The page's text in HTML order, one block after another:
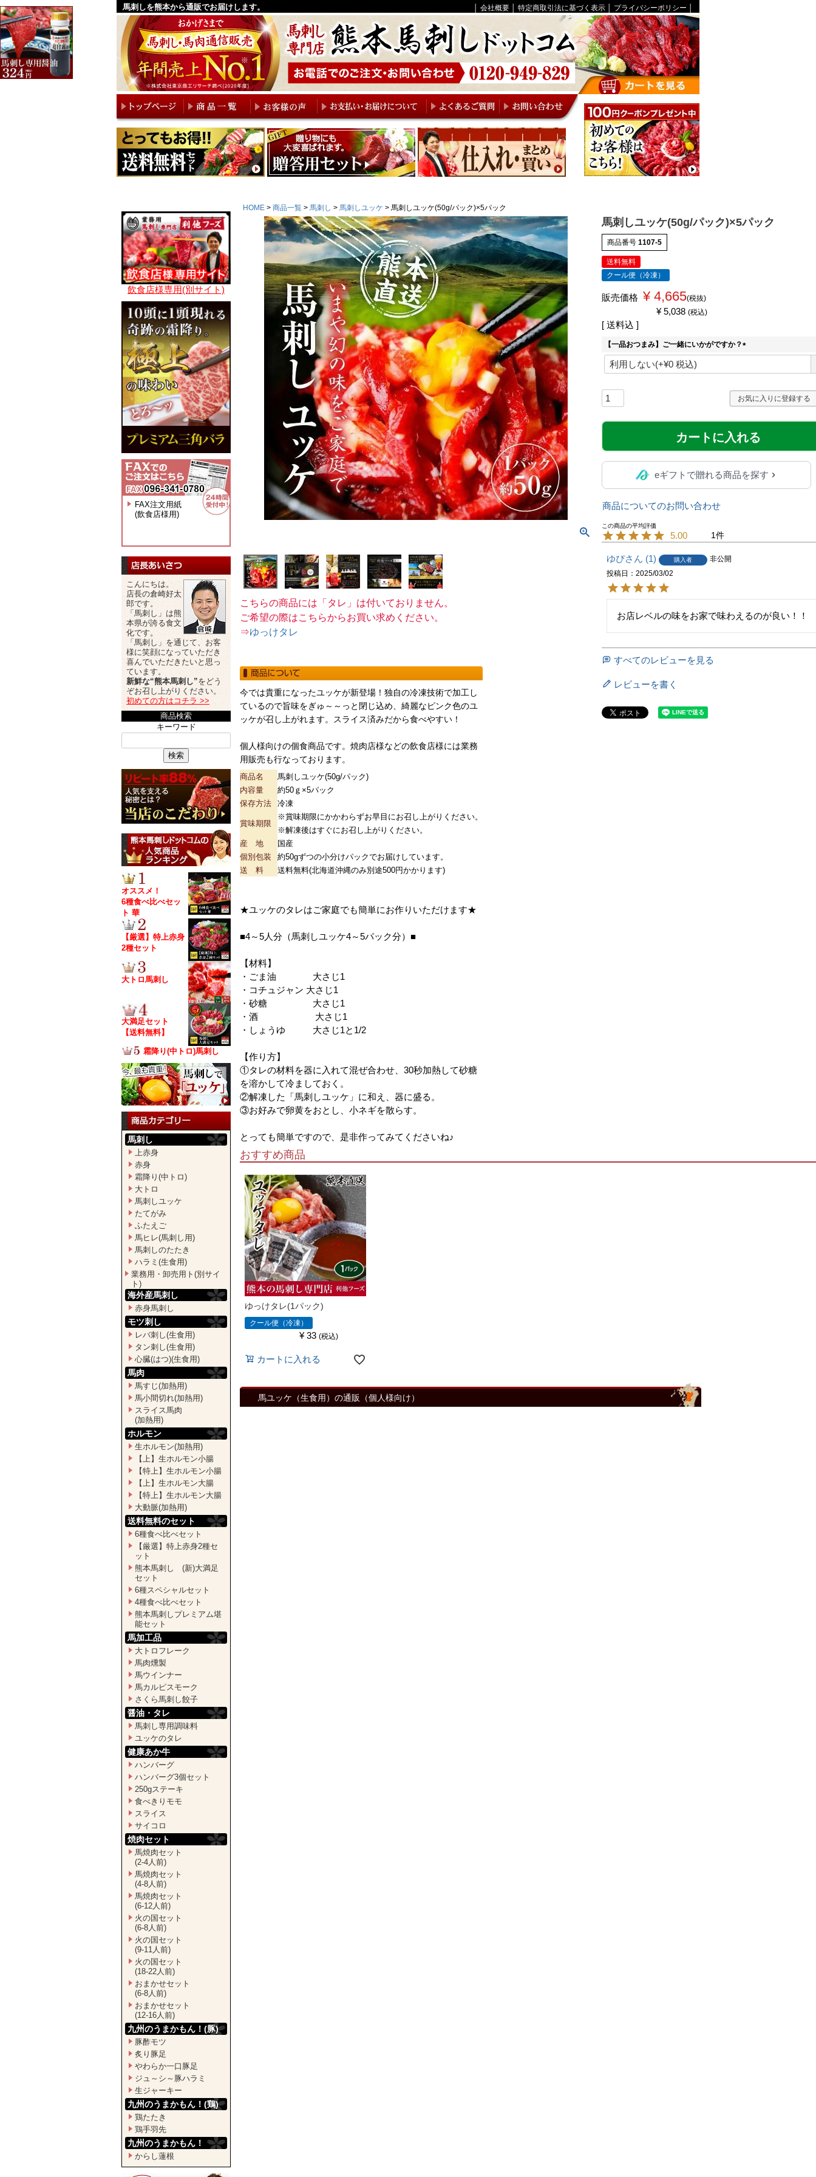
馬刺しを熊本から通販でお届けします。 会社概要 特定商取引法に基づく表示 プライバシーポリシー
飲食店様専用(別サイト)
FAX注文用紙
(飲食店様用)
こんにちは。
店長の倉崎好太
郎です。
「馬刺し」は熊
本県が誇る食文
化です。
「馬刺し」を通じて、お客
様に笑顔になっていただき
喜んでいただきたいと思っ
ています。
新鮮な“熊本馬刺し”をどう
ぞお召し上がりください。
初めての方はコチラ >>
商品検索
キーワード
検索
オススメ！
6種食べ比べセッ
ト 華
【厳選】特上赤身
2種セット
大トロ馬刺し
大満足セット
【送料無料】
霜降り(中トロ)馬刺し
馬刺し
上赤身
赤身
霜降り(中トロ)
大トロ
馬刺しユッケ
たてがみ
ふたえご
馬ヒレ(馬刺し用)
馬刺しのたたき
ハラミ(生食用)
業務用・卸売用ト(別サイ
ト)
海外産馬刺し
赤身馬刺し
モツ刺し
レバ刺し(生食用)
タン刺し(生食用)
心臓(はつ)(生食用)
馬肉
馬すじ(加熱用)
馬小間切れ(加熱用)
スライス馬肉
(加熱用)
ホルモン
生ホルモン(加熱用)
【上】生ホルモン小腸
【特上】生ホルモン小腸
【上】生ホルモン大腸
【特上】生ホルモン大腸
大動脈(加熱用)
送料無料のセット
6種食べ比べセット
【厳選】特上赤身2種セ
ット
熊本馬刺し (新)大満足
セット
6種スペシャルセット
4種食べ比べセット
熊本馬刺しプレミアム堪
能セット
馬加工品
大トロフレーク
馬肉燻製
馬ウインナー
馬カルピスモーク
さくら馬刺し餃子
醤油・タレ
馬刺し専用調味料
ユッケのタレ
健康あか牛
ハンバーグ
ハンバーグ3個セット
250gステーキ
食べきりモモ
スライス
サイコロ
焼肉セット
馬焼肉セット
(2-4人前)
馬焼肉セット
(4-8人前)
馬焼肉セット
(6-12人前)
火の国セット
(6-8人前)
火の国セット
(9-11人前)
火の国セット
(18-22人前)
おまかせセット
(6-8人前)
おまかせセット
(12-16人前)
九州のうまかもん！(豚)
豚酢モツ
炙り豚足
やわらか一口豚足
ジュ～シ～豚ハラミ
生ジャーキー
九州のうまかもん！(鶏)
鶏たたき
鶏手羽先
九州のうまかもん！
からし蓮根
HOME 商品一覧 馬刺し 馬刺しユッケ 馬刺しユッケ(50g/パック)×5パック
こちらの商品には「タレ」は付いておりません。
ご希望の際はこちらからお買い求めください。
⇒ゆっけタレ
今では貴重になったユッケが新登場！独自の冷凍技術で加工し
ているので旨味をぎゅ～～っと閉じ込め、綺麗なピンク色のユ
ッケが召し上がれます。スライス済みだから食べやすい！
個人様向けの個食商品です。焼肉店様などの飲食店様には業務
用販売も行なっております。
商品名
馬刺しユッケ(50g/パック)
内容量
約50ｇ×5パック
保存方法
冷凍
賞味期限
※賞味期限にかかわらずお早目にお召し上がりください。
※解凍後はすぐにお召し上がりください。
産 地
国産
個別包装
約50gずつの小分けパックでお届けしています。
送 料
送料無料(北海道沖縄のみ別途500円かかります)
★ユッケのタレはご家庭でも簡単にお作りいただけます★
■4～5人分（馬刺しユッケ4～5パック分）■
【材料】
・ごま油 大さじ1
・コチュジャン 大さじ1
・砂糖 大さじ1
・酒 大さじ1
・しょうゆ 大さじ1と1/2
【作り方】
①タレの材料を器に入れて混ぜ合わせ、30秒加熱して砂糖
を溶かして冷ましておく。
②解凍した「馬刺しユッケ」に和え、器に盛る。
③お好みで卵黄をおとし、小ネギを散らす。
とっても簡単ですので、是非作ってみてくださいね♪
馬刺しユッケ(50g/パック)×5パック
商品番号 1107-5
送料無料
クール便（冷凍）
販売価格 ¥ 4,665 税抜
¥ 5,038 税込
送料込
【一品おつまみ】ご一緒にいかがですか？
(
)
お気に入りに登録する
カートに入れる
eギフトで贈れる商品を探す
商品についてのお問い合わせ
5.00 1
ゆぴ 1 購入者
非公開
投稿日
2025/03/02
お店レベルの味をお家で味わえるのが良い！！
すべてのレビューを見る
レビューを書く
おすすめ商品
ゆっけタレ(1パック)
クール便（冷凍）
¥ 33 税込
カートに入れる
馬ユッケ（生食用）の通販（個人様向け）